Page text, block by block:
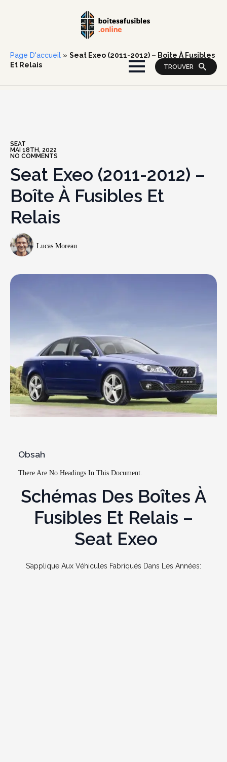
TROUVER
Page D'accueil » Seat Exeo (2011-2012) – Boîte À Fusibles
Et Relais
SEAT
MAI 18TH, 2022
NO COMMENTS
Seat Exeo (2011-2012) –
Boîte À Fusibles Et
Relais
Lucas Moreau
Obsah
There Are No Headings In This Document.
Schémas Des Boîtes À
Fusibles Et Relais –
Seat Exeo
S’applique Aux Véhicules Fabriqués Dans Les Années: